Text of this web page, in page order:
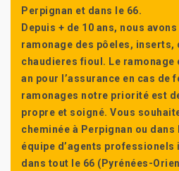
Perpignan et dans le 66.
Depuis + de 10 ans, nous
ramonage des pôeles, inserts,
chaudieres fioul. Le ramonage
an pour l’assurance en cas de
ramonages notre priorité est
propre et soigné. Vous
cheminée à Perpignan ou
équipe d’agents
dans tout le 66 (Pyrénées-